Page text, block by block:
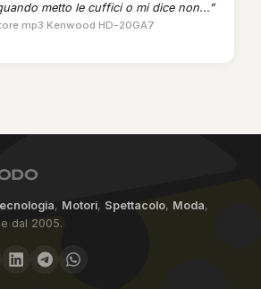
metto le cuffici o mi dice non...”
mp3 Kenwood HD-20GA7
, Motori, Spettacolo, Moda,
dal 2005.